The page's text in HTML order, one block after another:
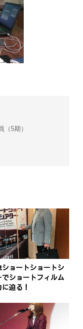
員（5期）
ショートショートシ
でショートフィルム
迫る！